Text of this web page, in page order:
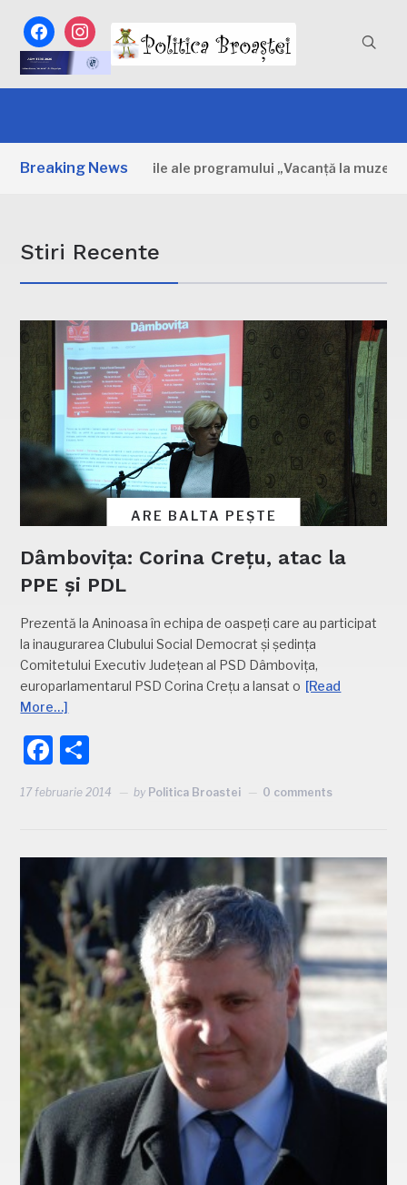
facebookinstagram
Breaking News
Primele zile ale programului „Vacanță la muzeu” 2
Stiri Recente
ARE BALTA PEȘTE
Dâmbovița: Corina Crețu, atac la
PPE și PDL
Prezentă la Aninoasa în echipa de oaspeți care au participat
la inaugurarea Clubului Social Democrat și ședința
Comitetului Executiv Județean al PSD Dâmbovița,
europarlamentarul PSD Corina Crețu a lansat o [Read
More…]
Facebook
17 februarie 2014 by Politica Broastei 0 comments